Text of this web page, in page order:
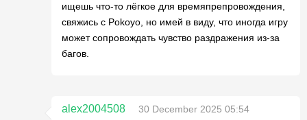
ищешь что-то лёгкое для времяпрепровождения,
свяжись с Pokoyo, но имей в виду, что иногда игру
может сопровождать чувство раздражения из-за
багов.
alex2004508
30 December 2025 05:54